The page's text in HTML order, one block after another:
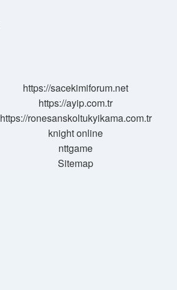
https://sacekimiforum.net
https://ayip.com.tr
https://ronesanskoltukyikama.com.tr
knight online
nttgame
Sitemap